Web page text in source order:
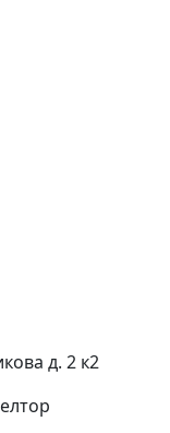
д. 2 к2